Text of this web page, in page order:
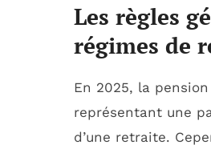
Les règles
régimes de
En 2025, la
représentant une
d’une retraite.